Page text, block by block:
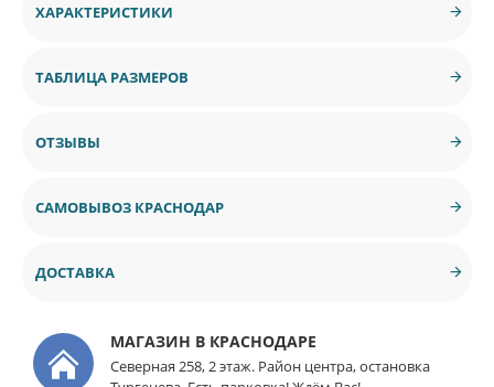
ХАРАКТЕРИСТИКИ
ТАБЛИЦА РАЗМЕРОВ
ОТЗЫВЫ
САМОВЫВОЗ КРАСНОДАР
ДОСТАВКА
МАГАЗИН В КРАСНОДАРЕ
Северная 258, 2 этаж. Район центра, остановка